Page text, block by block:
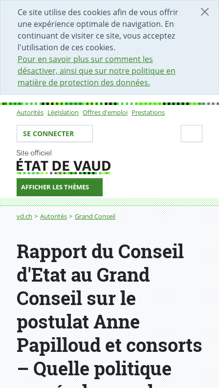
Ce site utilise des cookies afin de vous offrir
une expérience optimale de navigation. En
continuant de visiter ce site, vous acceptez
l'utilisation de ces cookies.
Pour en savoir plus sur comment les
désactiver, ainsi que sur notre politique en
matière de protection des données.
DÉBUT DU CONTENU DE LA PAGE
ACCÈS AU CHAMP DE RECHERCHE
PAGE D'ACCUEIL
FORMULAIRE DE CONTACT
Sous-navigation
Autorités Législation Offres d'emploi Prestations
Votre identité
SE CONNECTER
AFFICHER LES THÈMES
Fil d'Ariane
vd.ch Autorités Grand Conseil
Rapport du Conseil
d'Etat au Grand
Conseil sur le
postulat Anne
Papilloud et consorts
– Quelle politique